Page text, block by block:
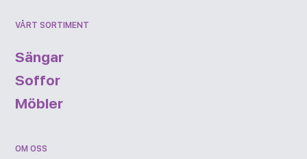
VÅRT SORTIMENT
Sängar
Soffor
Möbler
OM OSS